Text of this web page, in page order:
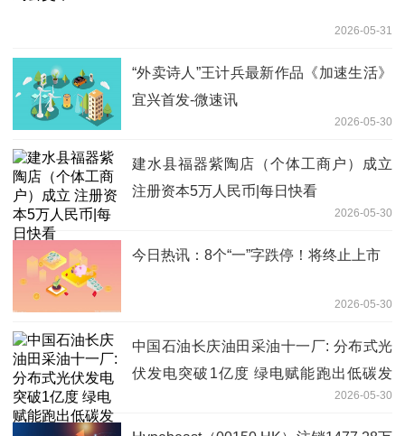
2026-05-31
“外卖诗人”王计兵最新作品《加速生活》
宜兴首发-微速讯
2026-05-30
建水县福器紫陶店（个体工商户）成立
注册资本5万人民币|每日快看
2026-05-30
今日热讯：8个“一”字跌停！将终止上市
2026-05-30
中国石油长庆油田采油十一厂: 分布式光
伏发电突破1亿度 绿电赋能跑出低碳发
2026-05-30